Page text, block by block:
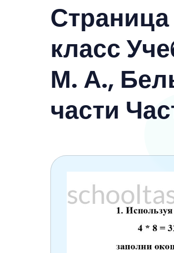
2 класс
3 класс
4 класс
5 класс
7 класс
9 класс
11 класс
класс
М. А.,
части